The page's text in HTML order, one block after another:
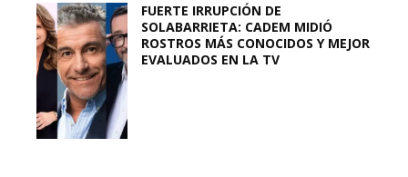
FUERTE IRRUPCIÓN DE
SOLABARRIETA: CADEM MIDIÓ
ROSTROS MÁS CONOCIDOS Y MEJOR
EVALUADOS EN LA TV